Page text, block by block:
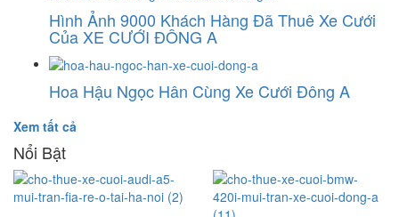
Hình Ảnh 9000 Khách Hàng Đã Thuê Xe Cưới
Của XE CƯỚI ĐÔNG A
Hoa Hậu Ngọc Hân Cùng Xe Cưới Đông A
Xem tất cả
Nổi Bật